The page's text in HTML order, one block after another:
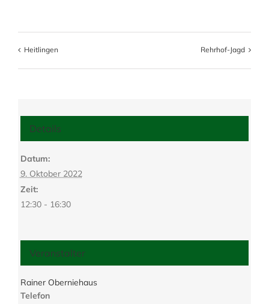
Heitlingen Rehrhof-Jagd
Details
Datum:
9. Oktober 2022
Zeit:
12:30 - 16:30
Veranstalter
Rainer Oberniehaus
Telefon